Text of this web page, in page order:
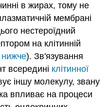
в жирах, тому не
мембрані
нестероїдний
на клітинній
нижче). Зв'язування
всередині клітинної
іншу молекулу, звану
впливає на процеси